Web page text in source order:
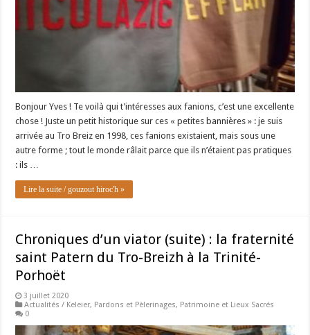
Bonjour Yves ! Te voilà qui t’intéresses aux fanions, c’est une excellente
chose ! Juste un petit historique sur ces « petites bannières » : je suis
arrivée au Tro Breiz en 1998, ces fanions existaient, mais sous une
autre forme ; tout le monde râlait parce que ils n’étaient pas pratiques
: ils …
Lire la suite / gouzout hiroc'h »
Chroniques d’un viator (suite) : la fraternité
saint Patern du Tro-Breizh à la Trinité-
Porhoët
3 juillet 2020
Actualités / Keleier, Pardons et Pèlerinages, Patrimoine et Lieux Sacrés
0